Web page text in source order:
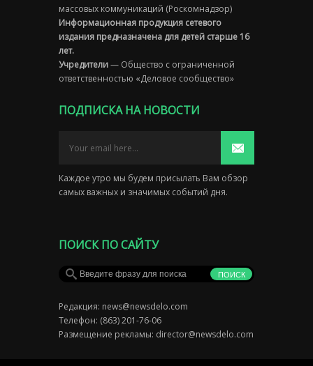
массовых коммуникаций (Роскомнадзор)
Информационная продукция сетевого
издания предназначена для детей старше 16
лет.
Учредители— Общество с ограниченной
ответственностью «Деловое сообщество»
ПОДПИСКА НА НОВОСТИ
Каждое утро мы будем присылать Вам обзор
самых важных и значимых событий дня.
ПОИСК ПО САЙТУ
Редакция: news@newsdelo.com
Телефон: (863) 201-76-06
Размещение рекламы: director@newsdelo.com